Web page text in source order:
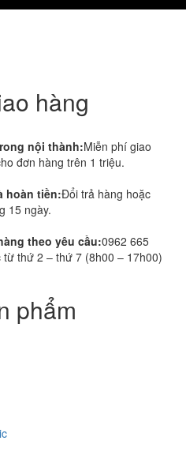
hàng
nội thành:Miễn phí giao
đơn hàng trên 1 triệu.
hoàn tiền:Đổi trả hàng hoặc
15 ngày.
theo yêu cầu:0962 665
thứ 2 – thứ 7 (8h00 – 17h00)
phẩm